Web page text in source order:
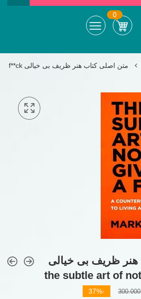
0
متن اصلی کتاب هنر ظریف بی خیالی the subtle art of not giving a f**ck
ظریف بی خیالی
the subtle art of
قیمت
قیمت